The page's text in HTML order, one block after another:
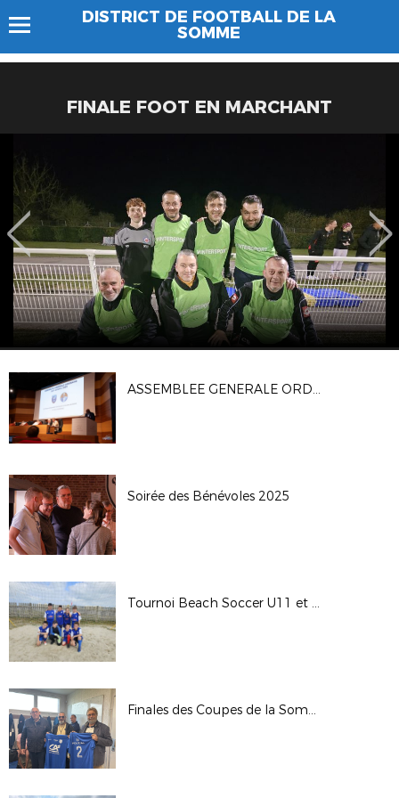
DISTRICT DE FOOTBALL DE LA
SOMME
FINALE FOOT EN MARCHANT
ASSEMBLEE GENERALE ORDINAIRE DU DSF (04/10)
Soirée des Bénévoles 2025
Tournoi Beach Soccer U11 et U13
Finales des Coupes de la Somme Seniors 2025